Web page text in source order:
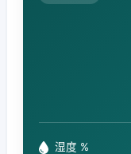
湿度 %